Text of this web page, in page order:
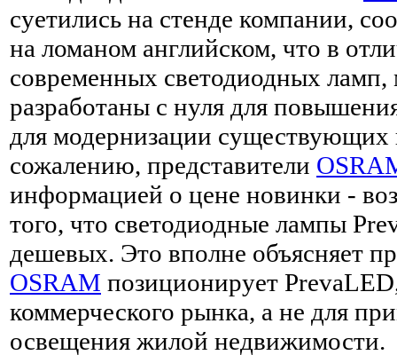
суетились на стенде компании,
на ломаном английском, что в
современных светодиодных
разработаны с нуля для
для модернизации
сожалению, представители
информацией о цене новинки -
того, что светодиодные лампы
дешевых. Это вполне объясняет
OSRAM позиционирует
коммерческого рынка, а не для
освещения жилой недвижимости.